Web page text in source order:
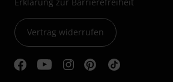
Vertrag widerrufen